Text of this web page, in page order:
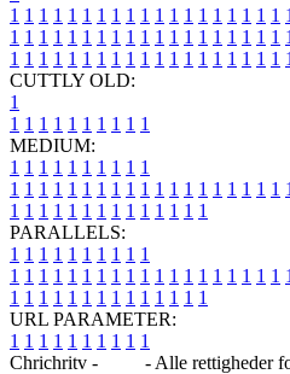
1 1 1 1 1 1 1 1 1 1 1 1 1 1 1 1 1 1 1 1
1 1 1 1 1 1 1 1 1 1 1 1 1 1 1 1 1 1 1 1
1 1 1 1 1 1 1 1 1 1 1 1 1 1 1 1 1 1 1 1
CUTTLY OLD:
1
1 1 1 1 1 1 1 1 1 1
MEDIUM:
1 1 1 1 1 1 1 1 1 1
1 1 1 1 1 1 1 1 1 1 1 1 1 1 1 1 1 1 1 1
1 1 1 1 1 1 1 1 1 1 1 1 1 1
PARALLELS:
1 1 1 1 1 1 1 1 1 1
1 1 1 1 1 1 1 1 1 1 1 1 1 1 1 1 1 1 1 1
1 1 1 1 1 1 1 1 1 1 1 1 1 1
URL PARAMETER:
1 1 1 1 1 1 1 1 1 1
Chrichritv -
- Alle rettigheder